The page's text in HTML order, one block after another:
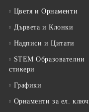
Цветя и Орнаменти
Дървета и Клонки
Надписи и Цитати
STEM Образователни
стикери
Графики
Орнаменти за ел. ключ